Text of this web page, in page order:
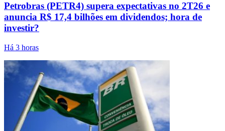
Petrobras (PETR4) supera expectativas no 2T26 e
anuncia R$ 17,4 bilhões em dividendos; hora de
investir?
Há 3 horas